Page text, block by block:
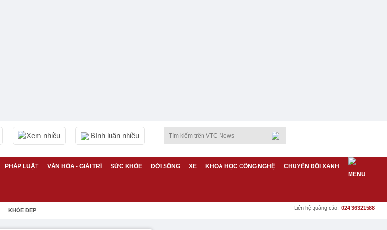
Xem nhiều Bình luận nhiều
PHÁP LUẬT VĂN HÓA - GIẢI TRÍ SỨC KHỎE ĐỜI SỐNG XE KHOA HỌC CÔNG NGHỆ CHUYỂN ĐỔI XANH
KHỎE ĐẸP Liên hệ quảng cáo: 024 36321588